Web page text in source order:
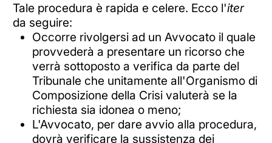
Tale procedura è rapida e celere. Ecco l'iter
da seguire:
Occorre rivolgersi ad un Avvocato il quale
provvederà a presentare un ricorso che
verrà sottoposto a verifica da parte del
Tribunale che unitamente all'Organismo di
Composizione della Crisi valuterà se la
richiesta sia idonea o meno;
L'Avvocato, per dare avvio alla procedura,
dovrà verificare la sussistenza dei